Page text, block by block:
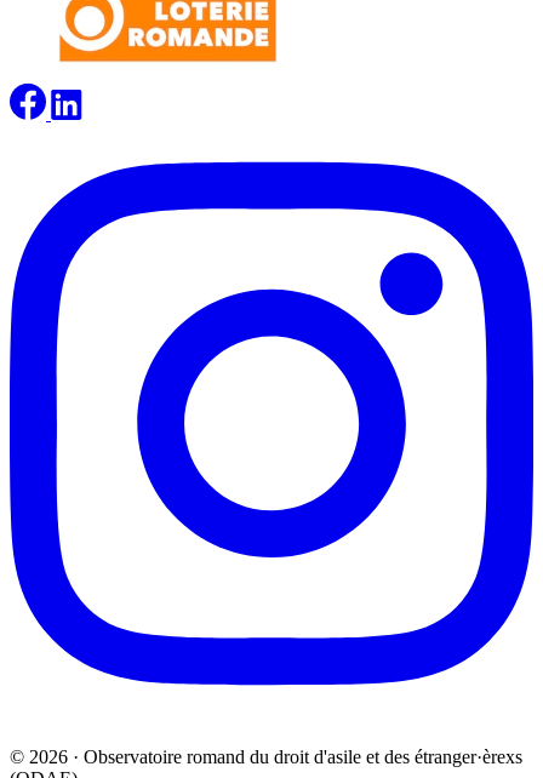
© 2026 · Observatoire romand du droit d'asile et des étranger·èrexs